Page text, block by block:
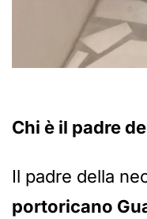
Chi è il padre
Il padre della
portoricano